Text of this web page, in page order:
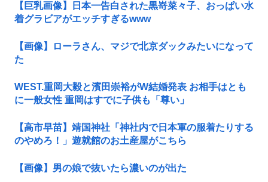
【巨乳画像】日本一告白された黒嵜菜々子、おっぱい水
着グラビアがエッチすぎるwww
【画像】ローラさん、マジで北京ダックみたいになって
た
WEST.重岡大毅と濱田崇裕がW結婚発表 お相手はとも
に一般女性 重岡はすでに子供も「尊い」
【高市早苗】靖国神社「神社内で日本軍の服着たりする
のやめろ！」遊就館のお土産屋がこちら
【画像】男の娘で抜いたら濃いのが出た